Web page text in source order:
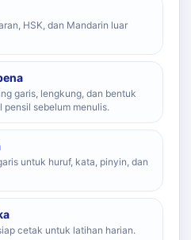
HSK, dan Mandarin luar
garis, lengkung, dan bentuk
sebelum menulis.
untuk huruf, kata, pinyin, dan
cetak untuk latihan harian.